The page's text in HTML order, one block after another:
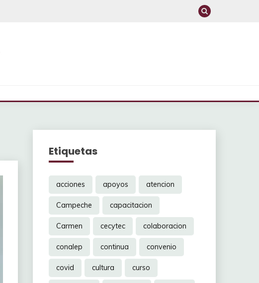
Etiquetas
acciones apoyos atencion
Campeche capacitacion
Carmen cecytec colaboracion
conalep continua convenio
covid cultura curso